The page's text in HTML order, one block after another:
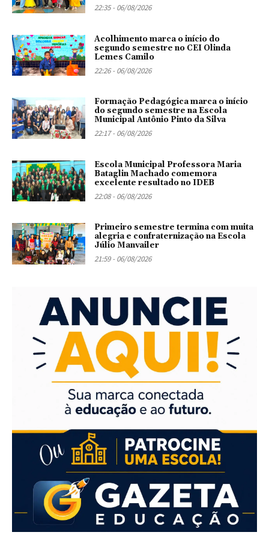
22:35 - 06/08/2026
Acolhimento marca o início do
segundo semestre no CEI Olinda
Lemes Camilo
22:26 - 06/08/2026
Formação Pedagógica marca o início
do segundo semestre na Escola
Municipal Antônio Pinto da Silva
22:17 - 06/08/2026
Escola Municipal Professora Maria
Bataglin Machado comemora
excelente resultado no IDEB
22:08 - 06/08/2026
Primeiro semestre termina com muita
alegria e confraternização na Escola
Júlio Manvailer
21:59 - 06/08/2026